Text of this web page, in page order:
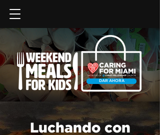
DAR AHORA
Luchando con